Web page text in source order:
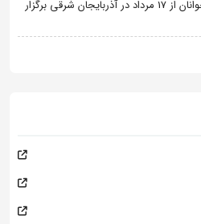
اردوی تیم ملی کشتی ساحلی نوجوانان از 17 مرداد در آذربایجان شرقی برگزار